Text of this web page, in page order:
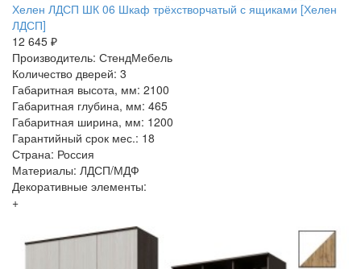
Хелен ЛДСП ШК 06 Шкаф трёхстворчатый с ящиками [Хелен
ЛДСП]
12 645 ₽
Производитель: СтендМебель
Количество дверей: 3
Габаритная высота, мм: 2100
Габаритная глубина, мм: 465
Габаритная ширина, мм: 1200
Гарантийный срок мес.: 18
Страна: Россия
Материалы: ЛДСП/МДФ
Декоративные элементы:
+